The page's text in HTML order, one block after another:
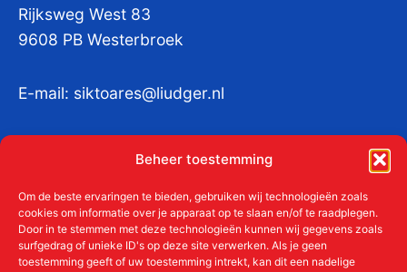
Beheer toestemming
Om de beste ervaringen te bieden, gebruiken wij technologieën zoals
cookies om informatie over je apparaat op te slaan en/of te raadplegen.
Door in te stemmen met deze technologieën kunnen wij gegevens zoals
surfgedrag of unieke ID's op deze site verwerken. Als je geen
toestemming geeft of uw toestemming intrekt, kan dit een nadelige
Rijksweg West 83
9608 PB Westerbroek
E-mail: siktoares@liudger.nl
KvKnr:41011712